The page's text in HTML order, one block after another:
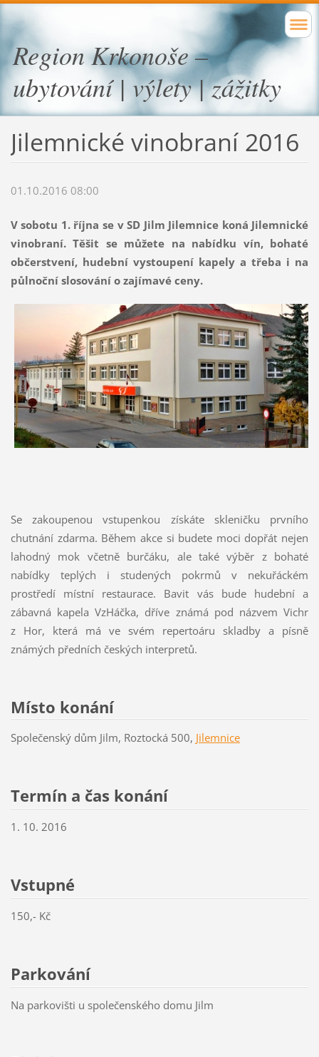
Region Krkonoše –
ubytování | výlety | zážitky
Jilemnické vinobraní 2016
01.10.2016 08:00
V sobotu 1. října se v SD Jilm Jilemnice koná Jilemnické
vinobraní. Těšit se můžete na nabídku vín, bohaté
občerstvení, hudební vystoupení kapely a třeba i na
půlnoční slosování o zajímavé ceny.
Se zakoupenou vstupenkou získáte skleničku prvního
chutnání zdarma. Během akce si budete moci dopřát nejen
lahodný mok včetně burčáku, ale také výběr z bohaté
nabídky teplých i studených pokrmů v nekuřáckém
prostředí místní restaurace. Bavit vás bude hudební a
zábavná kapela VzHáčka, dříve známá pod názvem Vichr
z Hor, která má ve svém repertoáru skladby a písně
známých předních českých interpretů.
Místo konání
Společenský dům Jilm, Roztocká 500, Jilemnice
Termín a čas konání
1. 10. 2016
Vstupné
150,- Kč
Parkování
Na parkovišti u společenského domu Jilm